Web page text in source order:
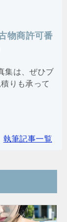
物商許可番
集は、ぜひブ
りも承って
執筆記事一覧